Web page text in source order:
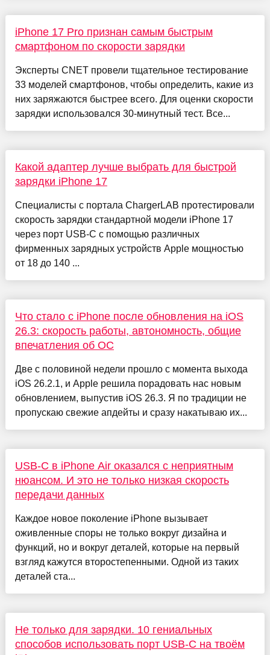
iPhone 17 Pro признан самым быстрым
смартфоном по скорости зарядки
Эксперты CNET провели тщательное тестирование
33 моделей смартфонов, чтобы определить, какие из
них заряжаются быстрее всего. Для оценки скорости
зарядки использовался 30-минутный тест. Все...
Какой адаптер лучше выбрать для быстрой
зарядки iPhone 17
Специалисты с портала ChargerLAB протестировали
скорость зарядки стандартной модели iPhone 17
через порт USB-C с помощью различных
фирменных зарядных устройств Apple мощностью
от 18 до 140 ...
Что стало с iPhone после обновления на iOS
26.3: скорость работы, автономность, общие
впечатления об ОС
Две с половиной недели прошло с момента выхода
iOS 26.2.1, и Apple решила порадовать нас новым
обновлением, выпустив iOS 26.3. Я по традиции не
пропускаю свежие апдейты и сразу накатываю их...
USB-C в iPhone Air оказался с неприятным
нюансом. И это не только низкая скорость
передачи данных
Каждое новое поколение iPhone вызывает
оживленные споры не только вокруг дизайна и
функций, но и вокруг деталей, которые на первый
взгляд кажутся второстепенными. Одной из таких
деталей ста...
Не только для зарядки. 10 гениальных
способов использовать порт USB-C на твоём